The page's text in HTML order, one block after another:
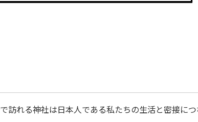
訪れる神社は日本人である私たちの生活と密接につ